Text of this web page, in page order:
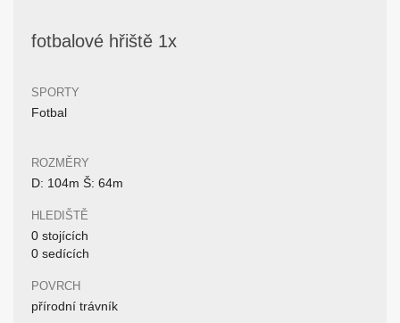
fotbalové hřiště 1x
SPORTY
Fotbal
ROZMĚRY
D: 104m Š: 64m
HLEDIŠTĚ
0 stojících
0 sedících
POVRCH
přírodní trávník